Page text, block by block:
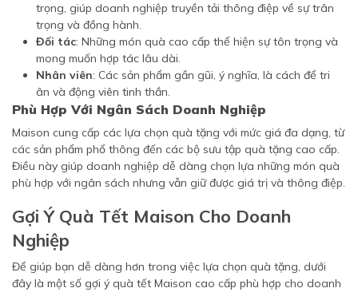
trọng, giúp doanh nghiệp truyền tải thông điệp về sự trân
trọng và đồng hành.
Đối tác: Những món quà cao cấp thể hiện sự tôn trọng và
mong muốn hợp tác lâu dài.
Nhân viên: Các sản phẩm gần gũi, ý nghĩa, là cách để tri
ân và động viên tinh thần.
Phù Hợp Với Ngân Sách Doanh Nghiệp
Maison cung cấp các lựa chọn quà tặng với mức giá đa dạng, từ
các sản phẩm phổ thông đến các bộ sưu tập quà tặng cao cấp.
Điều này giúp doanh nghiệp dễ dàng chọn lựa những món quà
phù hợp với ngân sách nhưng vẫn giữ được giá trị và thông điệp.
Gợi Ý Quà Tết Maison Cho Doanh
Nghiệp
Để giúp bạn dễ dàng hơn trong việc lựa chọn quà tặng, dưới
đây là một số gợi ý quà tết Maison cao cấp phù hợp cho doanh